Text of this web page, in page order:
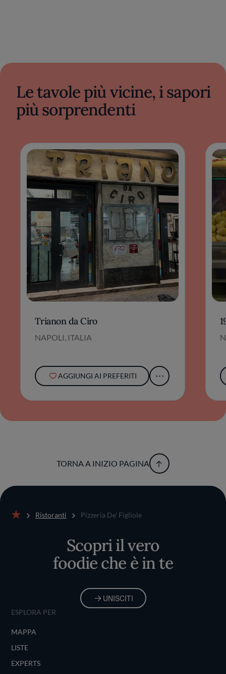
Le tavole più vicine, i sapori
più sorprendenti
Trianon da Ciro
NAPOLI, ITALIA
AGGIUNGI AI PREFERITI
TORNA A INIZIO PAGINA
Ristoranti Pizzeria De' Figliole
Scopri il vero
foodie che è in te
UNISCITI
ESPLORA PER
MAPPA
LISTE
EXPERTS